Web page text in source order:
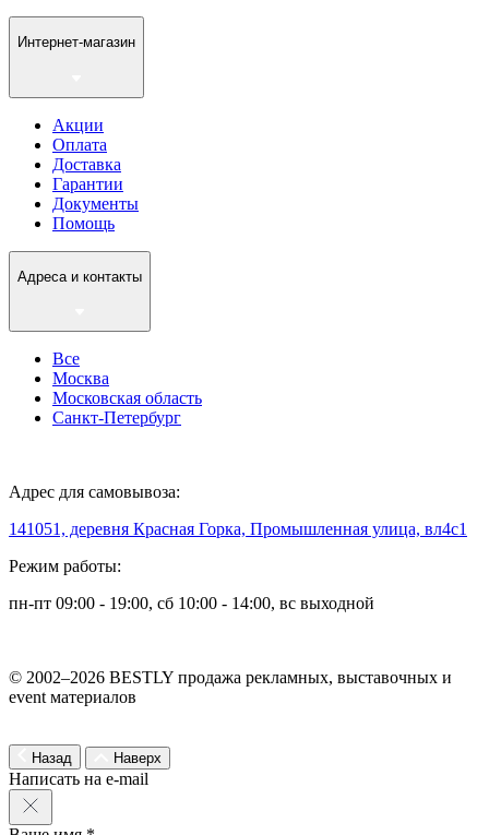
Интернет-магазин
Акции
Оплата
Доставка
Гарантии
Документы
Помощь
Адреса и контакты
Все
Москва
Московская область
Санкт-Петербург
Адрес для самовывоза:
141051, деревня Красная Горка, Промышленная улица, вл4с1
Режим работы:
пн-пт 09:00 - 19:00, сб 10:00 - 14:00, вс выходной
© 2002–2026 BESTLY продажа рекламных, выставочных и
event материалов
Назад Наверх
Написать на e-mail